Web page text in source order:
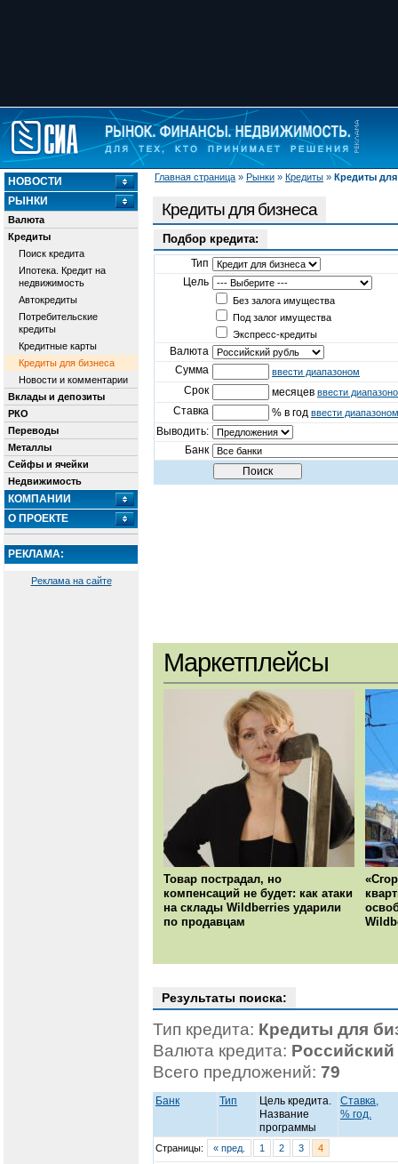
Главная страница » Рынки » Кредиты » Кредиты для
НОВОСТИ
РЫНКИ
Валюта
Кредиты
Поиск кредита
Ипотека. Кредит на
недвижимость
Автокредиты
Потребительские
кредиты
Кредитные карты
Кредиты для бизнеса
Новости и комментарии
Вклады и депозиты
РКО
Переводы
Металлы
Сейфы и ячейки
Недвижимость
КОМПАНИИ
О ПРОЕКТЕ
РЕКЛАМА:
Реклама на сайте
Кредиты для бизнеса
Подбор кредита:
Тип
Цель
Без залога имущества
Под залог имущества
Экспресс-кредиты
Валюта
Сумма
ввести диапазоном
Срок месяцев ввести
Ставка % в год ввести диапазоном
Выводить:
Банк
Маркетплейсы
Товар пострадал, но
компенсаций не будет: как атаки
на склады Wildberries ударили
по продавцам
Результаты поиска:
Тип кредита: Кредиты для
Валюта кредита:
Всего предложений: 79
Банк Тип
Цель кредита.
Название
программы
Ставка,
% год.
Страницы: « пред. 1 2 3 4